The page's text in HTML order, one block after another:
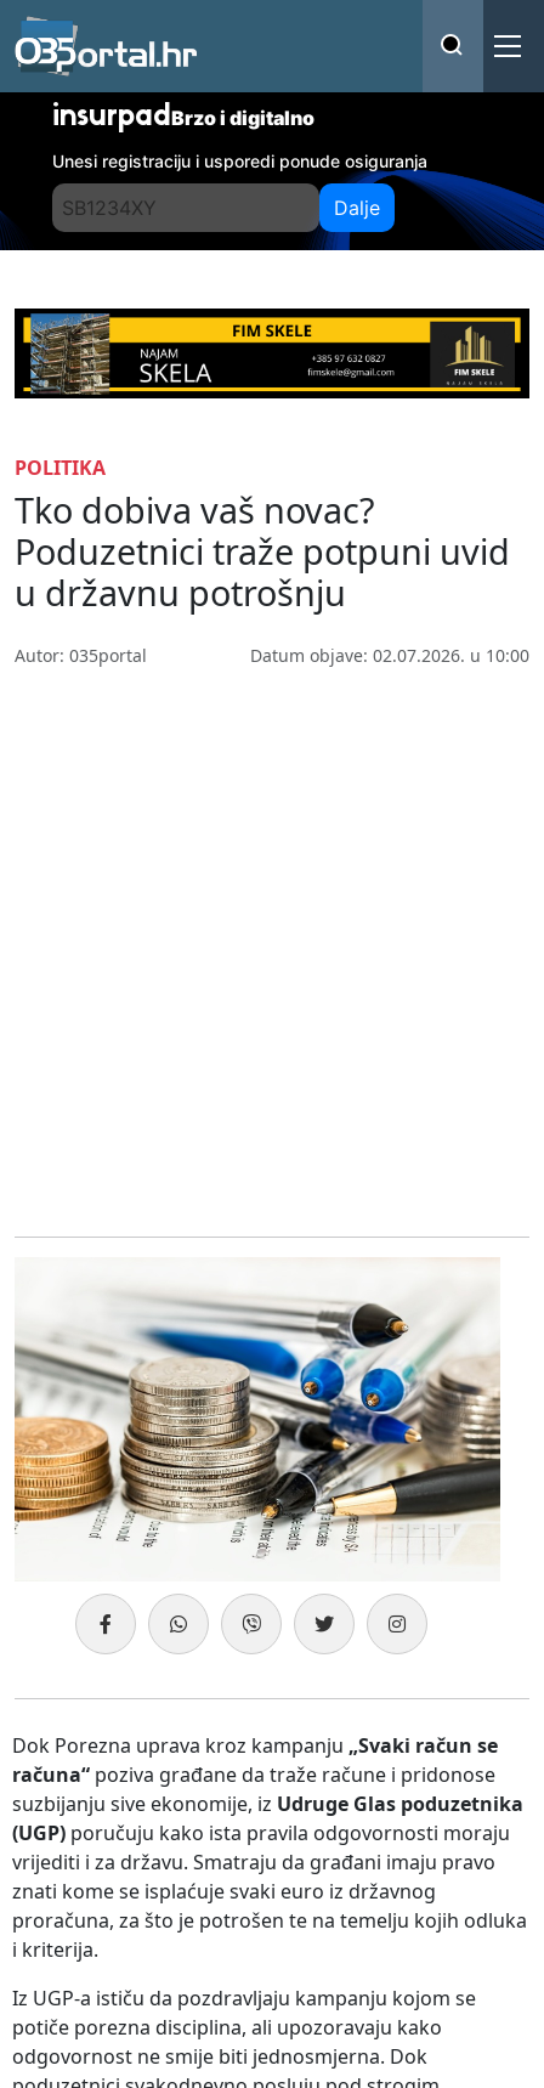
insurpadBrzo i digitalno
Unesi registraciju i usporedi ponude osiguranja
Dalje
POLITIKA
Tko dobiva vaš novac?
Poduzetnici traže potpuni uvid
u državnu potrošnju
Autor: 035portal Datum objave: 02.07.2026. u 10:00
Dok Porezna uprava kroz kampanju „Svaki račun se
računa“ poziva građane da traže račune i pridonose
suzbijanju sive ekonomije, iz Udruge Glas poduzetnika
(UGP) poručuju kako ista pravila odgovornosti moraju
vrijediti i za državu. Smatraju da građani imaju pravo
znati kome se isplaćuje svaki euro iz državnog
proračuna, za što je potrošen te na temelju kojih odluka
i kriterija.
Iz UGP-a ističu da pozdravljaju kampanju kojom se
potiče porezna disciplina, ali upozoravaju kako
odgovornost ne smije biti jednosmjerna. Dok